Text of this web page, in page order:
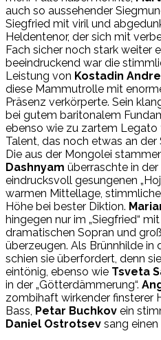
auch so aussehender
Siegfried mit viril und
Heldentenor, der sich mit
Fach sicher noch stark weiter
beeindruckend war die
Leistung von Kostadin
diese Mammutrolle mit
Präsenz verkörperte. Sein
bei gutem baritonalem
ebenso wie zu zartem
Talent, das noch etwas an
Die aus der Mongolei
Dashnyam überraschte in der
eindrucksvoll gesungenen
warmen Mittellage,
Höhe bei bester Diktion.
hingegen nur im „Siegfried“
dramatischen Sopran und
überzeugen. Als Brünnhilde in
schien sie überfordert, denn
eintönig, ebenso wie Tsveta
in der „Götterdämmerung“.
zombihaft wirkender finsterer
Bass, Petar Buchkov ein
Daniel Ostrotsev sang